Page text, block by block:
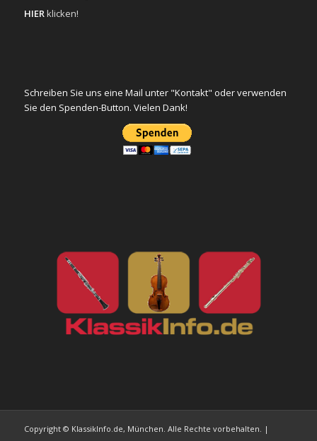
HIERklicken!
Schreiben Sie uns eine Mail unter "Kontakt" oder verwenden
Sie den Spenden-Button. Vielen Dank!
Copyright © KlassikInfo.de, München. Alle Rechte vorbehalten. |